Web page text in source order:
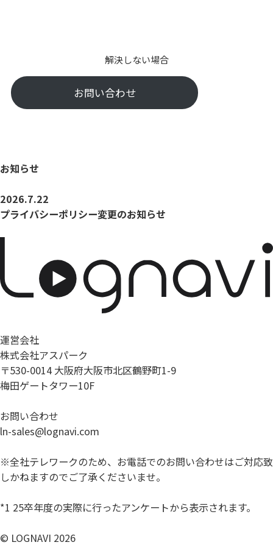
解決しない場合
お問い合わせ
お知らせ
2026.7.22
プライバシーポリシー変更のお知らせ
運営会社
株式会社アスパーク
〒530-0014 大阪府大阪市北区鶴野町1-9
梅田ゲートタワー10F
お問い合わせ
ln-sales@lognavi.com
※全社テレワークのため、お電話でのお問い合わせはご対応致
しかねますのでご了承くださいませ。
*1 25卒年度の実際に行ったアンケートから表示されます。
© LOGNAVI 2026